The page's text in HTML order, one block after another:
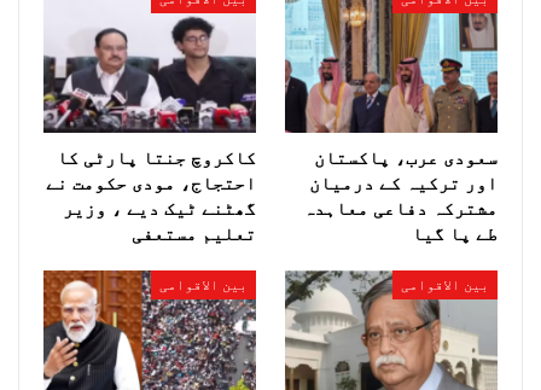
سعودی عرب، پاکستان
اور ترکیہ کے درمیان
مشترکہ دفاعی معاہدہ
طے پا گیا
کاکروچ جنتا پارٹی کا
احتجاج، مودی حکومت نے
گھٹنے ٹیک دیے ، وزیر
تعلیم مستعفی
بین الاقوامی بین الاقوامی